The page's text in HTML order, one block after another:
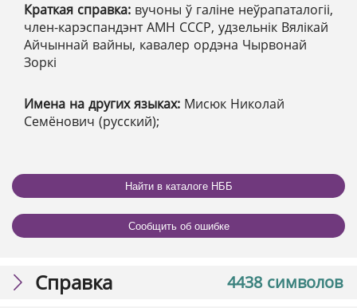
Краткая справка: вучоны ў галіне неўрапаталогіі,
член-карэспандэнт АМН СССР, удзельнік Вялікай
Айчыннай вайны, кавалер ордэна Чырвонай
Зоркі
Имена на других языках: Мисюк Николай
Семёнович (русский);
Найти в каталоге НББ
Сообщить об ошибке
4438 символов
Справка